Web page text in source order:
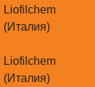
Liofilchem
(Италия)
Liofilchem
(Италия)